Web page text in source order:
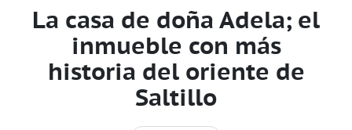
La casa de doña Adela; el
inmueble con más
historia del oriente de
Saltillo